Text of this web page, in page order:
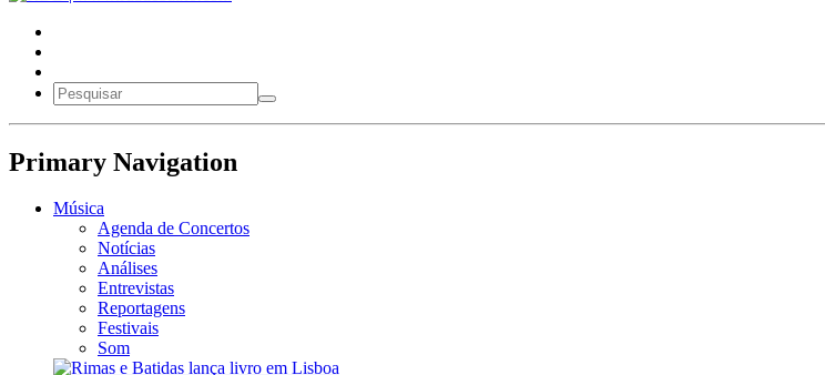
Primary Navigation
Música
Agenda de Concertos
Notícias
Análises
Entrevistas
Reportagens
Festivais
Som